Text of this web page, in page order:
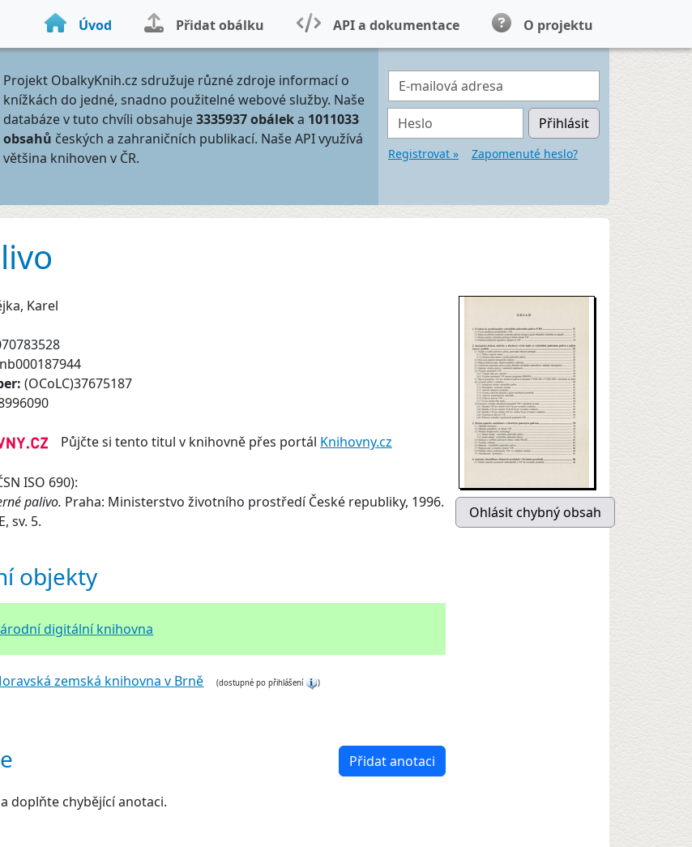
Úvod Přidat obálku API a dokumentace O projektu
Projekt ObalkyKnih.cz sdružuje různé zdroje informací o
knížkách do jedné, snadno použitelné webové služby. Naše
databáze v tuto chvíli obsahuje3335937 obáleka 1011033
obsahů českých a zahraničních publikací. Naše API využívá
většina knihoven v ČR.
E-mailová adresa
Heslo Přihlásit
Registrovat » Zapomenuté heslo?
Karel
(OCoLC)37675187
Půjčte si tento titul v knihovně přes portál Knihovny.cz
ISO 690):
palivo. Praha: Ministerstvo životního prostředí České republiky, 1996.
sv. 5.
objekty
digitální knihovna
zemská knihovna v Brně (dostupné po přihlášení )
Přidat anotaci
doplňte chybějící anotaci.